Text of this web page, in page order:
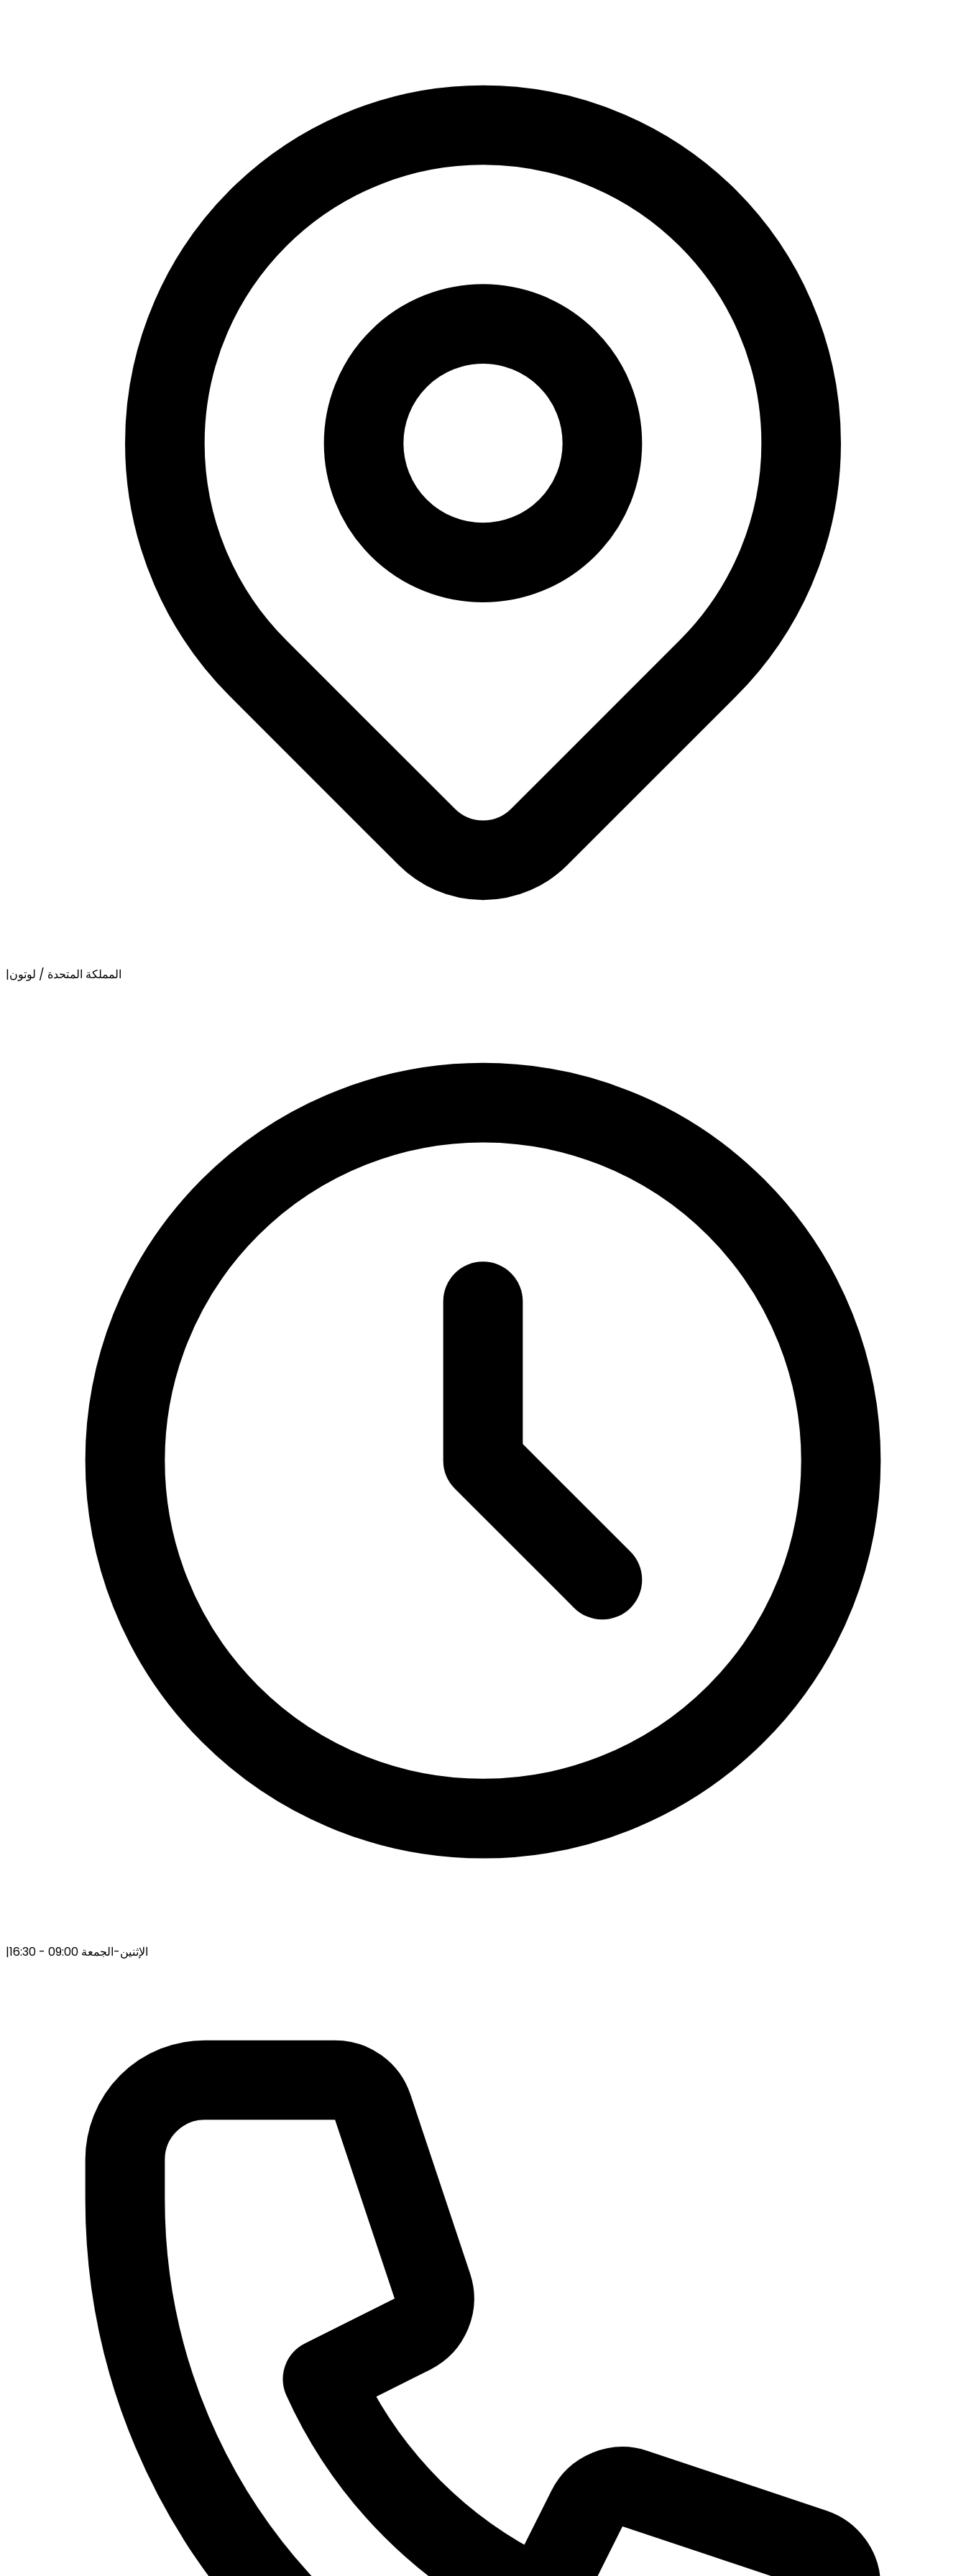
المملكة المتحدة / لوتون|
الإثنين-الجمعة 09:00 - 16:30 |